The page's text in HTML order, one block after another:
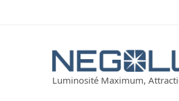
Luminosité Maximum,